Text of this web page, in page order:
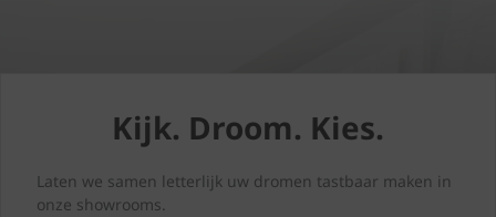
Kijk. Droom. Kies.
Laten we samen letterlijk uw dromen tastbaar maken in
onze showrooms.